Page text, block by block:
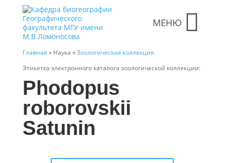
МЕНЮ
Главная » Наука »Зоологическая коллекция
Этикетка электронного каталога зоологической коллекции:
Phodopus
roborovskii
Satunin